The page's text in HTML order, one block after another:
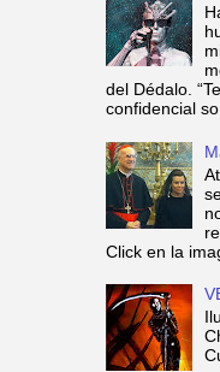
del Dédalo.
confidencial
Click en la